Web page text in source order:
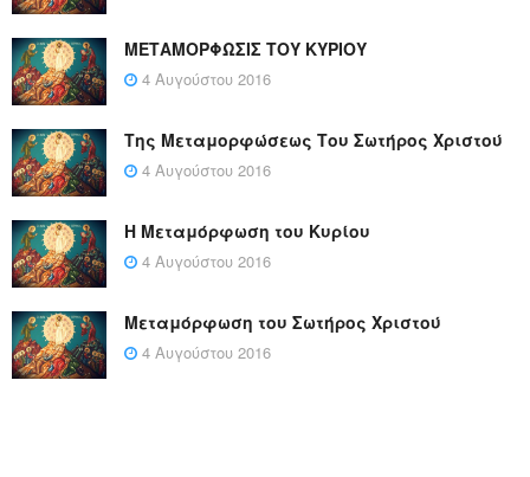
ΜΕΤΑΜΟΡΦΩΣΙΣ ΤΟΥ ΚΥΡΙΟΥ
4 Αυγούστου 2016
Της Μεταμορφώσεως Του Σωτήρος Χριστού
4 Αυγούστου 2016
Η Μεταμόρφωση του Κυρίου
4 Αυγούστου 2016
Μεταμόρφωση του Σωτήρος Χριστού
4 Αυγούστου 2016